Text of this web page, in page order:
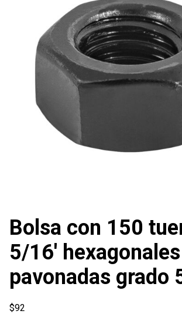
Bolsa con 150
5/16′ hexagonales
pavonadas grado
$92